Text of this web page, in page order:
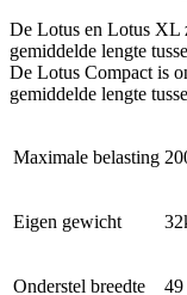
De Lotus en Lotus XL
gemiddelde lengte
De Lotus Compact is
gemiddelde lengte
Maximale belasting
Eigen gewicht
Onderstel breedte 49